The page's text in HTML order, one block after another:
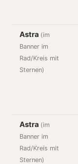
Astra (im
Banner im
Rad/Kreis mit
Sternen)
Astra (im
Banner im
Rad/Kreis mit
Sternen)